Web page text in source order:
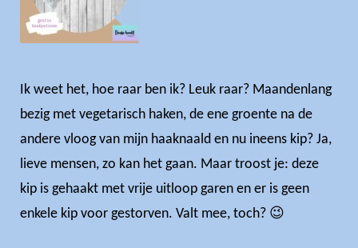
Ik weet het, hoe raar ben ik? Leuk raar? Maandenlang
bezig met vegetarisch haken, de ene groente na de
andere vloog van mijn haaknaald en nu ineens kip? Ja,
lieve mensen, zo kan het gaan. Maar troost je: deze
kip is gehaakt met vrije uitloop garen en er is geen
enkele kip voor gestorven. Valt mee, toch? 😉